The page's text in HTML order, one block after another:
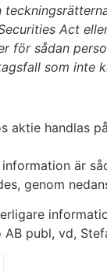
Act
för sådan
som inte
aktie handlas
information är
genom
AB publ, vd,